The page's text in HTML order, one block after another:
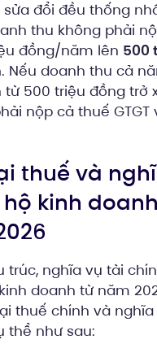
sửa đổi đều thống
thu không phải
đồng/năm lên 500
. Nếu doanh thu cả
từ 500 triệu đồng trở
nộp cả thuế GTGT
thuế và
kinh
trúc, nghĩa vụ tài
doanh từ năm
thuế chính và nghĩa
thể như sau: